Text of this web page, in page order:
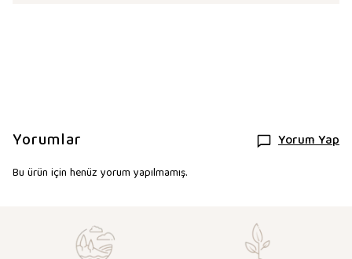
Yorumlar Yorum Yap
Bu ürün için henüz yorum yapılmamış.